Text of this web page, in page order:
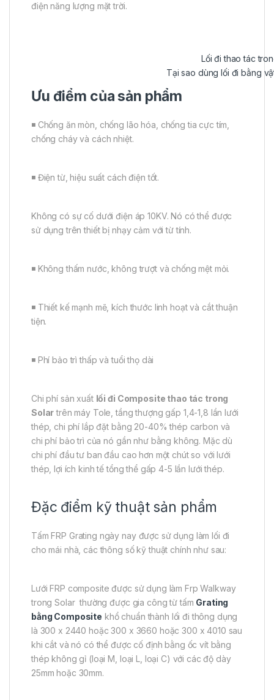
điện năng lượng mặt trời.
Lối đi thao tác
Tại sao dùng lối đi bằng
Ưu điểm của sản phẩm
◾ Chống ăn mòn, chống lão hóa, chống tia cực tím,
chống cháy và cách nhiệt.
◾ Điện từ, hiệu suất cách điện tốt.
Không có sự cố dưới điện áp 10KV. Nó có thể được
sử dụng trên thiết bị nhạy cảm với từ tính.
◾ Không thấm nước, không trượt và chống mệt mỏi.
◾ Thiết kế mạnh mẽ, kích thước linh hoạt và cắt thuận
tiện.
◾ Phí bảo trì thấp và tuổi thọ dài
Chi phí sản xuất lối đi Composite thao tác trong
Solartrên máy Tole, tầng thượng gấp 1,4-1,8 lần lưới
thép, chi phí lắp đặt bằng 20-40% thép carbon và
chi phí bảo trì của nó gần như bằng không. Mặc dù
chi phí đầu tư ban đầu cao hơn một chút so với lưới
thép, lợi ích kinh tế tổng thể gấp 4-5 lần lưới thép.
Đặc điểm kỹ thuật sản phẩm
Tấm FRP Grating ngày nay được sử dụng làm lối đi
cho mái nhà, các thông số kỹ thuật chính như sau:
Lưới FRP composite được sử dụng làm Frp Walkway
trong Solar thường được gia công từ tấm Grating
bằng Composite khổ chuẩn thành lối đi thông dụng
là 300 x 2440 hoặc 300 x 3660 hoặc 300 x 4010 sau
khi cắt và nó có thể được cố định bằng ốc vít bằng
thép không gỉ (loại M, loại L, loại C) với các độ dày
25mm hoặc 30mm.